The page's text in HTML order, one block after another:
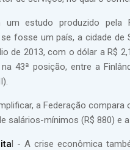
um estudo produzido pela
fosse um país, a cidade
de 2013, com o dólar a R$
43ª posição, entre a
a Federação
salários-mínimos (R$ 880) e
l - A crise econômica